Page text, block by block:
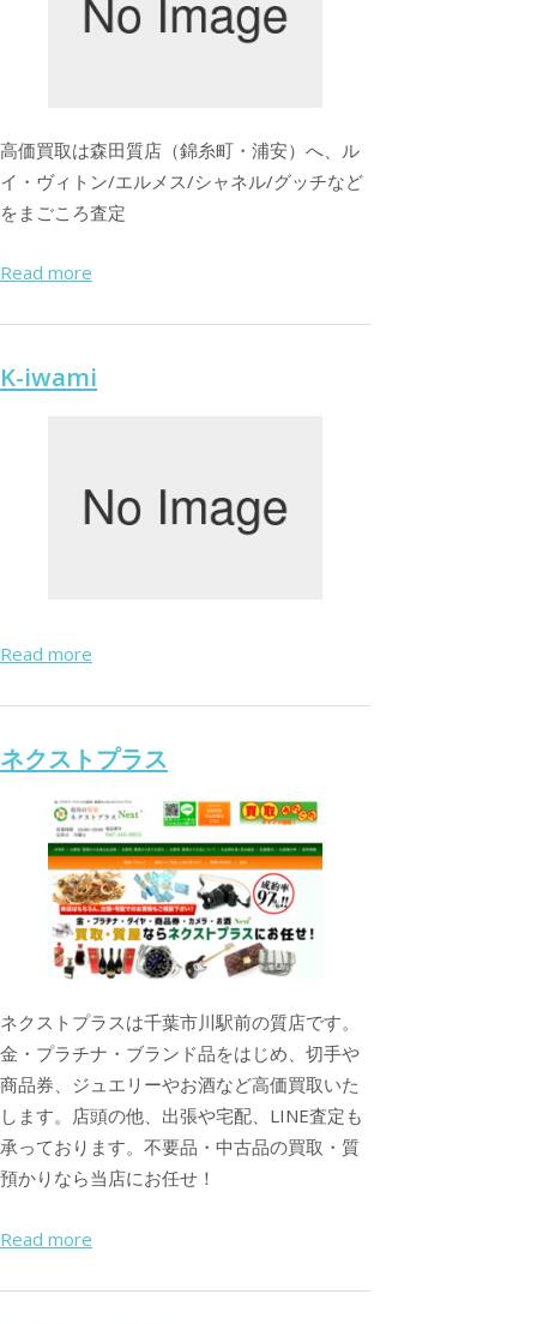
高価買取は森田質店（錦糸町・浦安）へ、ル
イ・ヴィトン/エルメス/シャネル/グッチなど
をまごころ査定
Read more
K-iwami
Read more
ネクストプラス
ネクストプラスは千葉市川駅前の質店です。
金・プラチナ・ブランド品をはじめ、切手や
商品券、ジュエリーやお酒など高価買取いた
します。店頭の他、出張や宅配、LINE査定も
承っております。不要品・中古品の買取・質
預かりなら当店にお任せ！
Read more